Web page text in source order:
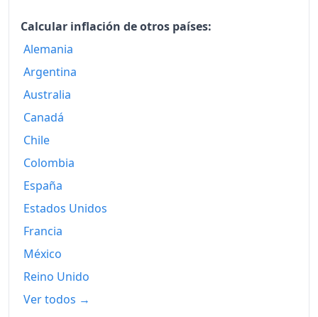
1981
412.78
1982
1983
1985
1986
1987
1988
1989
1990
Calcular inflación de otros países:
Alemania
Argentina
Australia
Canadá
Chile
Colombia
España
Estados Unidos
Francia
México
Reino Unido
Ver todos →